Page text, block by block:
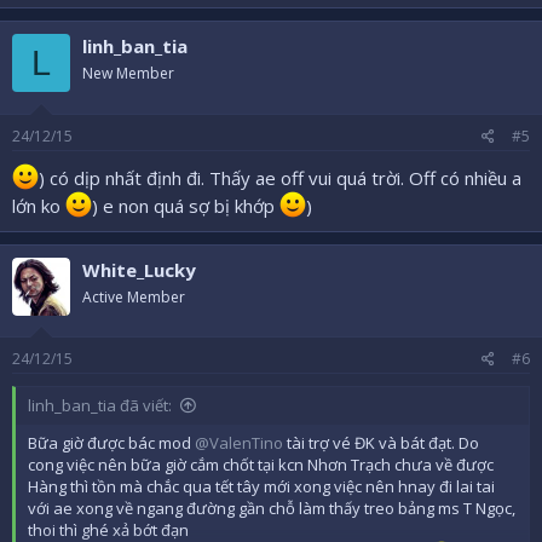
a
c
i
o
s
:
L linh_ban_tia
New Member
24/12/15 #5
) có dịp nhất định đi. Thấy ae off vui quá trời. Off có nhiều a
lớn ko
) e non quá sợ bị khớp )
White_Lucky
Active Member
24/12/15 #6
linh_ban_tia đã viết:
Bữa giờ được bác mod @ValenTino tài trợ vé ĐK và bát đạt. Do
cong việc nên bữa giờ cắm chốt tại kcn Nhơn Trạch chưa về được
Hàng thì tồn mà chắc qua tết tây mới xong việc nên hnay đi lai tai
với ae xong về ngang đường gần chỗ làm thấy treo bảng ms T Ngọc,
thoi thì ghé xả bớt đạn